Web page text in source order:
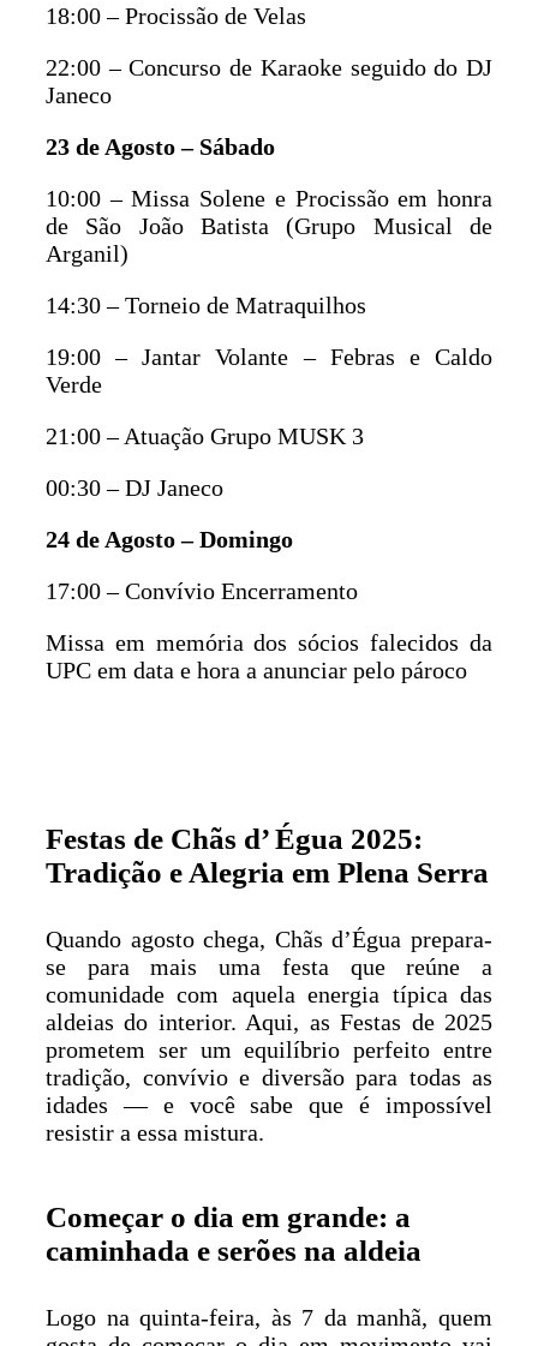
18:00 – Procissão de Velas
22:00 – Concurso de Karaoke seguido do DJ
Janeco
23 de Agosto – Sábado
10:00 – Missa Solene e Procissão em honra
de São João Batista (Grupo Musical de
Arganil)
14:30 – Torneio de Matraquilhos
19:00 – Jantar Volante – Febras e Caldo
Verde
21:00 – Atuação Grupo MUSK 3
00:30 – DJ Janeco
24 de Agosto – Domingo
17:00 – Convívio Encerramento
Missa em memória dos sócios falecidos da
UPC em data e hora a anunciar pelo pároco
Festas de Chãs d’ Égua 2025:
Tradição e Alegria em Plena Serra
Quando agosto chega, Chãs d’Égua prepara-
se para mais uma festa que reúne a
comunidade com aquela energia típica das
aldeias do interior. Aqui, as Festas de 2025
prometem ser um equilíbrio perfeito entre
tradição, convívio e diversão para todas as
idades — e você sabe que é impossível
resistir a essa mistura.
Começar o dia em grande: a
caminhada e serões na aldeia
Logo na quinta-feira, às 7 da manhã, quem